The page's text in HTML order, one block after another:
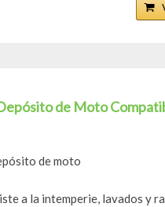
de Moto
de moto
a la intemperie, lavados y